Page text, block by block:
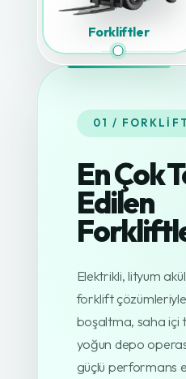
01 /
En Çok
Edilen
Elektrikli, lityum
forklift
boşaltma, saha içi
yoğun depo
güçlü performans
Forkliftler